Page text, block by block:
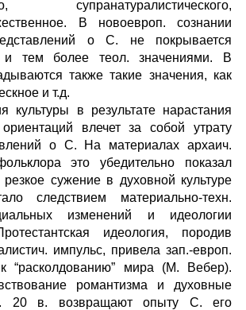
супранатуралистического,
В новоевроп. сознании
о С. не покрывается
и тем более теол. значениями. В
также такие значения, как
и т.д.
культуры в результате нарастания
ориентаций влечет за собой утрату
о С. На материалах архаич.
это убедительно показал
сужение в духовной культуре
следствием материально-техн.
изменений и идеологии
идеология, породив
импульс, привела зап.-европ.
“расколдованию” мира (М. Вебер).
романтизма и духовные
20 в. возвращают опыту С. его